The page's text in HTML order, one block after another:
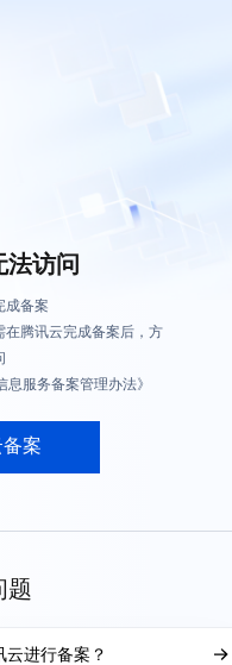
法访问
成备案
腾讯云完成备案后，方
服务备案管理办法》
案
题
进行备案？